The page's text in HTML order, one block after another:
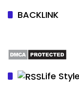
BACKLINK
Life Style